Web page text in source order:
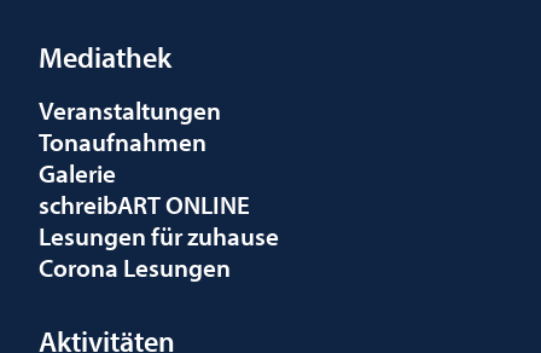
Mediathek
Veranstaltungen
Tonaufnahmen
Galerie
schreibART ONLINE
Lesungen für zuhause
Corona Lesungen
Aktivitäten